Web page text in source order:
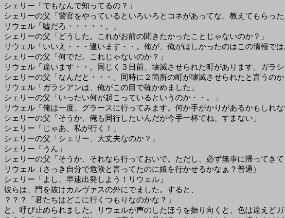
シェリー「でもなんで知ってるの？」
シェリーの父「警官をやっているといろいろとコネがあってな。教えてもらった
リウェル「嘘だろ・・・・・。」
シェリーの父「どうした。これがお前の聞きたかったことじゃないのか？」
リウェル「いいえ・・・違います・・。俺が、俺がほしかったのはこの情報では
シェリーの父「何でだ。これじゃないのか？」
リウェル「違います・・。同じく３日前、壊滅させられた町があります。ガラシ
シェリーの父「なんだと・・・。同時に２箇所の町が壊滅させられたと言うのか
リウェル「ガラシアンは、俺がこの目で確かめました」
シェリーの父「いったい何が起こっているというのか・・。」
リウェル「俺は一度、グラースに行ってみます。何か手がかりがあるかもしれな
シェリーの父「そうか、俺も同行したいんだが今手一杯でね。すまない」
シェリー「じゃあ、私が行く！」
シェリーの父「シェリー、大丈夫なのか？」
シェリー「うん」
シェリーの父「そうか、それなら行っておいで。ただし、必ず無事に帰ってきて
リウェル（さっき自分で危険と言ってたのに娘を行かせるかなぁ？普通）
シェリー「よし、早速出発しよう！リウェル」
彼らは、門を抜けカルヴァスの外にでました。すると、
？？？「君たちはどこに行くつもりなのかな？」
と、呼び止められました。リウェルが声のしたほうを振り向くと、色は違えど